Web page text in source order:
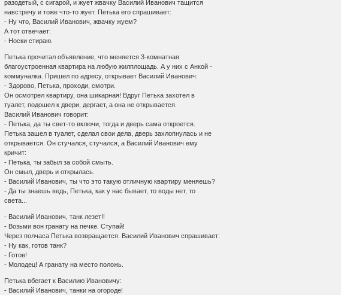
разодетый, с сигарой, и жует жвачку Василий Иванович тащится
навстречу и тоже что-то жует. Петька его спрашивает:
- Ну что, Василий Иванович, жвачку жуем?
А тот отвечает:
- Носки стираю.
Петька прочитал объявление, что меняется 3-комнатная
благоустроенная квартира на любую жилплощадь. А у них с Анкой -
коммуналка. Пришел по адресу, открывает Василий Иванович:
- Здорово, Петька, проходи, смотри.
Он осмотрел квартиру, она шикарная! Вдруг Петька захотел в
туалет, подошел к двери, дергает, а она не открывается.
Василий Иванович говорит:
- Петька, да ты свет-то включи, тогда и дверь сама откроется.
Петька зашел в туалет, сделал свои дела, дверь захлопнулась и не
открывается. Он стучался, стучался, а Василий Иванович ему
кричит:
- Петька, ты забыл за собой смыть.
Он смыл, дверь и открылась.
- Василий Иванович, ты что это такую отличную квартиру меняешь?
- Да ты знаешь ведь, Петька, как у нас бывает, то воды нет, то
света...
- Василий Иванович, танк лезет!!
- Возьми вон гранату на печке. Ступай!
Через полчаса Петька возвращается. Василий Иванович спрашивает:
- Ну как, готов танк?
- Готов!
- Молодец! А гранату на место положь.
Петька вбегает к Василию Ивановичу:
- Василий Иванович, танки на огороде!